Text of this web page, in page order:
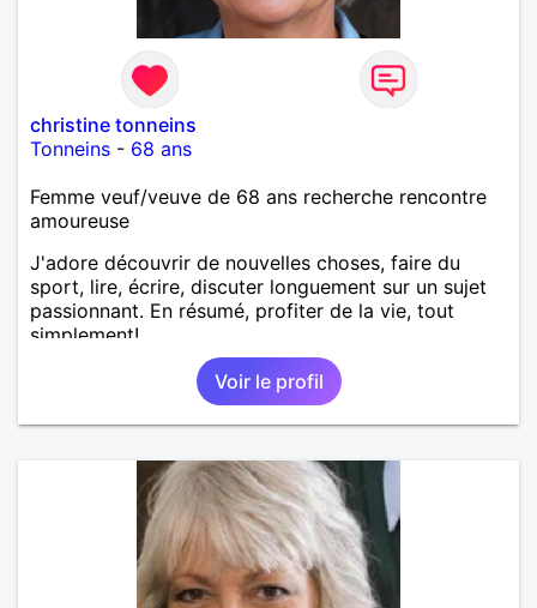
christine tonneins
Tonneins - 68 ans
Femme veuf/veuve de 68 ans recherche rencontre
amoureuse
J'adore découvrir de nouvelles choses, faire du
sport, lire, écrire, discuter longuement sur un sujet
passionnant. En résumé, profiter de la vie, tout
simplement!
Voir le profil